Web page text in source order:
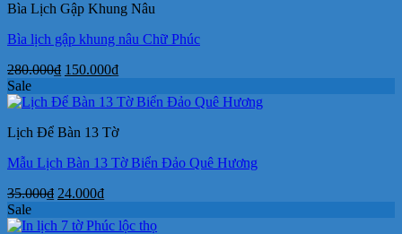
350.000₫.
Bìa Lịch Gập Khung Nâu
Bìa lịch gập khung nâu Chữ Phúc
280.000₫ Giá
là:
150.000₫Giá
tại
150.000₫.
Sale
Lịch Để Bàn 13 Tờ
Mẫu Lịch Bàn 13 Tờ Biển Đảo Quê Hương
35.000₫ Giá
là:
24.000₫Giá
tại
Sale